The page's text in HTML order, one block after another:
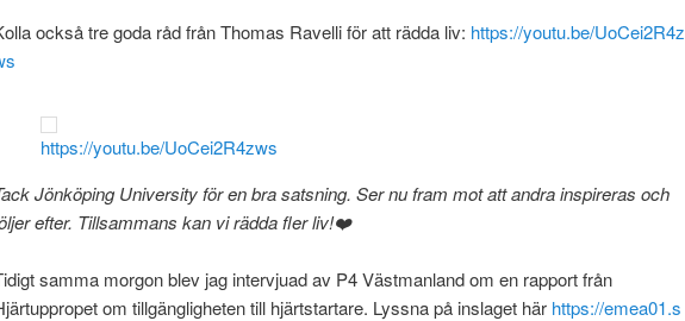
också tre goda råd från Thomas Ravelli för att rädda liv: https://youtu.be/UoCei2R4z
https://youtu.be/UoCei2R4zws
Jönköping University för en bra satsning. Ser nu fram mot att andra inspireras och
efter. Tillsammans kan vi rädda fler liv!❤️
samma morgon blev jag intervjuad av P4 Västmanland om en rapport från
om tillgängligheten till hjärtstartare. Lyssna på inslaget här https://emea01.s